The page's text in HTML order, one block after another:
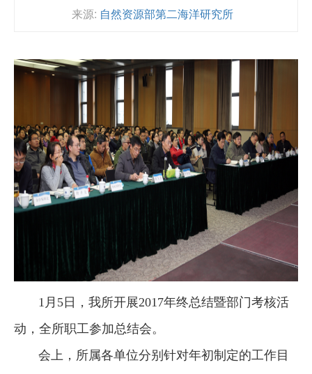
来源: 自然资源部第二海洋研究所
1月5日，我所开展2017年终总结暨部门考核活
动，全所职工参加总结会。
会上，所属各单位分别针对年初制定的工作目